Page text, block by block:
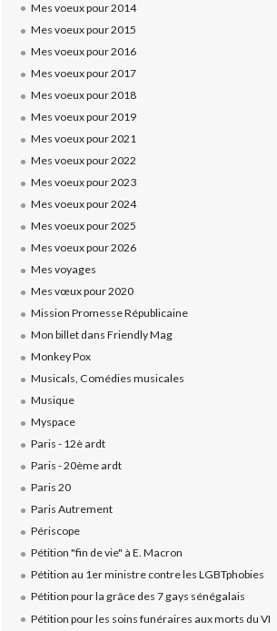
Mes voeux pour 2014
Mes voeux pour 2015
Mes voeux pour 2016
Mes voeux pour 2017
Mes voeux pour 2018
Mes voeux pour 2019
Mes voeux pour 2021
Mes voeux pour 2022
Mes voeux pour 2023
Mes voeux pour 2024
Mes voeux pour 2025
Mes voeux pour 2026
Mes voyages
Mes vœux pour 2020
Mission Promesse Républicaine
Mon billet dans Friendly Mag
Monkey Pox
Musicals, Comédies musicales
Musique
Myspace
Paris - 12è ardt
Paris - 20ème ardt
Paris 20
Paris Autrement
Périscope
Pétition "fin de vie" à E. Macron
Pétition au 1er ministre contre les LGBTphobies
Pétition pour la grâce des 7 gays sénégalais
Pétition pour les soins funéraires aux morts du VI